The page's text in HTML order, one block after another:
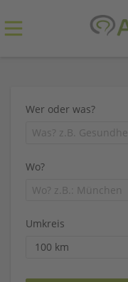
Wer oder was?
Wo?
Umkreis